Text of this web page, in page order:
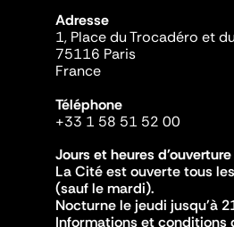
Adresse
1, Place du Trocadéro et
75116 Paris
France
Téléphone
+33 1 58 51 52 00
Jours et heures d'ouverture
La Cité est ouverte tous
(sauf le mardi).
Nocturne le jeudi jusqu'à
Informations et conditions